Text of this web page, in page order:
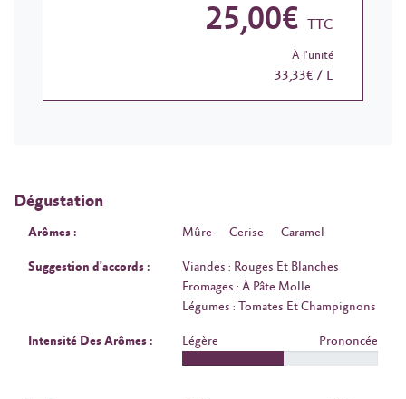
25,00€ TTC
À l'unité
33,33€ / L
Dégustation
Arômes : Mûre Cerise Caramel
Suggestion d'accords :
Viandes : Rouges Et Blanches
Fromages : À Pâte Molle
Légumes : Tomates Et Champignons
Intensité Des Arômes : Légère Prononcée